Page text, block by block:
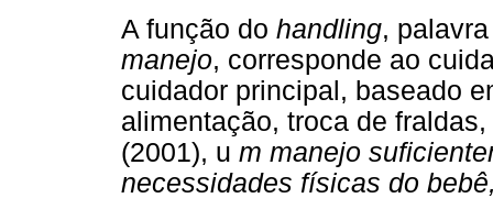
A função do handling,
manejo, corresponde ao
cuidador principal, baseado
alimentação, troca de
(2001), u m manejo
necessidades físicas do